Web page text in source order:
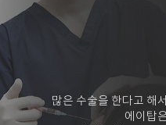
많은 수술을 한다고 해
에이탑